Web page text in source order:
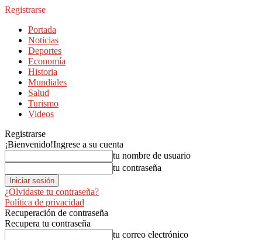
Registrarse
Portada
Noticias
Deportes
Economía
Historia
Mundiales
Salud
Turismo
Videos
Registrarse
¡Bienvenido!Ingrese a su cuenta
tu nombre de usuario
tu contraseña
¿Olvidaste tu contraseña?
Política de privacidad
Recuperación de contraseña
Recupera tu contraseña
tu correo electrónico